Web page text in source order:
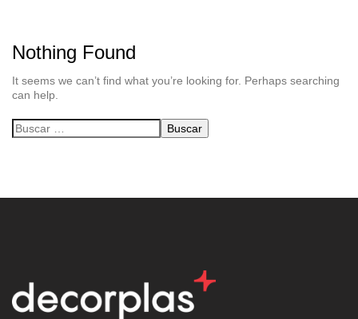
Nothing Found
It seems we can’t find what you’re looking for. Perhaps searching
can help.